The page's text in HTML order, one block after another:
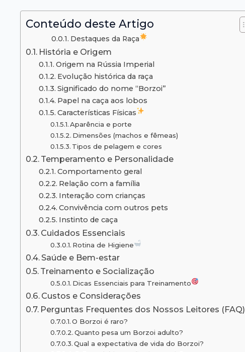
Conteúdo deste Artigo
Destaques da Raça
História e Origem
Origem na Rússia Imperial
Evolução histórica da raça
Significado do nome “Borzoi”
Papel na caça aos lobos
Características Físicas
Aparência e porte
Dimensões (machos e fêmeas)
Tipos de pelagem e cores
Temperamento e Personalidade
Comportamento geral
Relação com a família
Interação com crianças
Convivência com outros pets
Instinto de caça
Cuidados Essenciais
Rotina de Higiene
Saúde e Bem-estar
Treinamento e Socialização
Dicas Essenciais para Treinamento
Custos e Considerações
Perguntas Frequentes dos Nossos Leitores (FAQ)
O Borzoi é raro?
Quanto pesa um Borzoi adulto?
Qual a expectativa de vida do Borzoi?